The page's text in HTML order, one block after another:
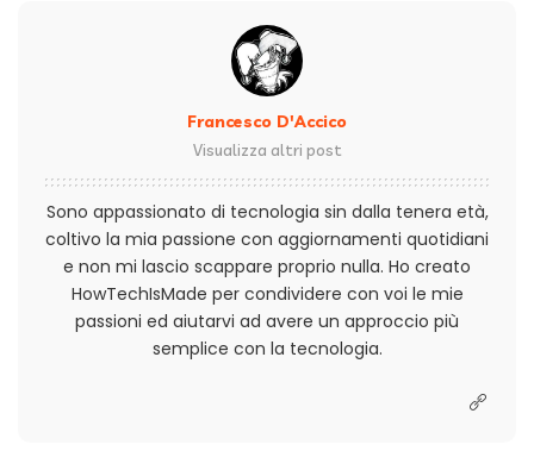
Francesco D'Accico
Visualizza altri post
Sono appassionato di tecnologia sin dalla tenera età,
coltivo la mia passione con aggiornamenti quotidiani
e non mi lascio scappare proprio nulla. Ho creato
HowTechIsMade per condividere con voi le mie
passioni ed aiutarvi ad avere un approccio più
semplice con la tecnologia.